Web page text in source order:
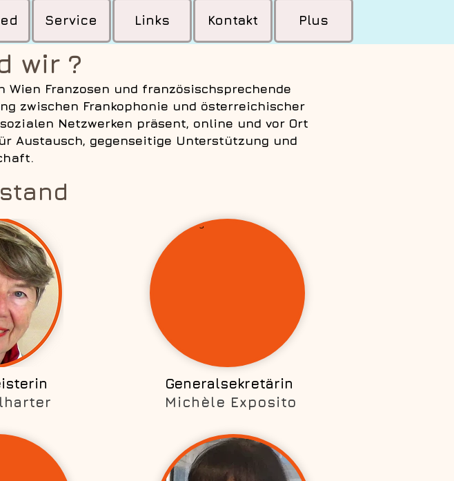
Service Links Kontakt Plus
wir ?
Franzosen und französischsprechende
zwischen Frankophonie und österreichischer
Netzwerken präsent, online und vor Ort
Austausch, gegenseitige Unterstützung und
Generalsekretärin
Michèle Exposito